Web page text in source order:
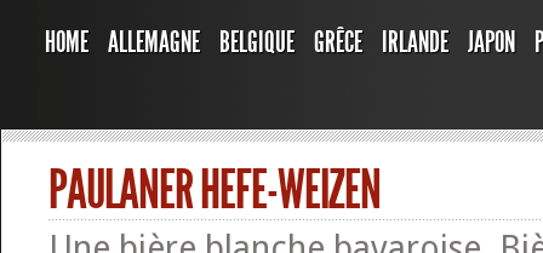
HOME ALLEMAGNE BELGIQUE GRÊCE IRLANDE JAPON
PAULANER HEFE-WEIZEN